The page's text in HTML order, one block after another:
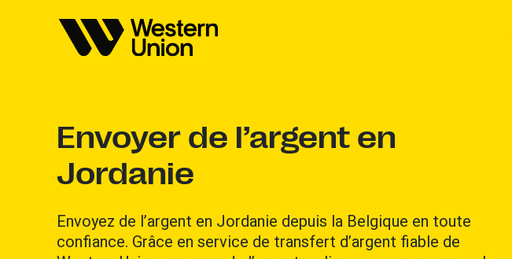
Envoyer de l’argent en
Jordanie
Envoyez de l’argent en Jordanie depuis la Belgique en toute
confiance. Grâce en service de transfert d’argent fiable de